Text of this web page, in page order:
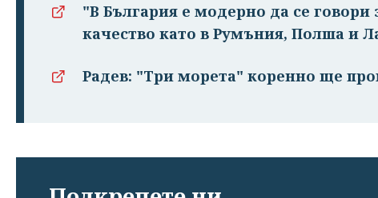
"В България е модерно да се
качество като в Румъния, Полша и
Радев: "Три морета" коренно ще